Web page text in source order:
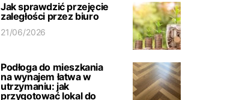
Jak sprawdzić przejęcie
zaległości przez biuro
21/06/2026
Podłoga do mieszkania
na wynajem łatwa w
utrzymaniu: jak
przygotować lokal do